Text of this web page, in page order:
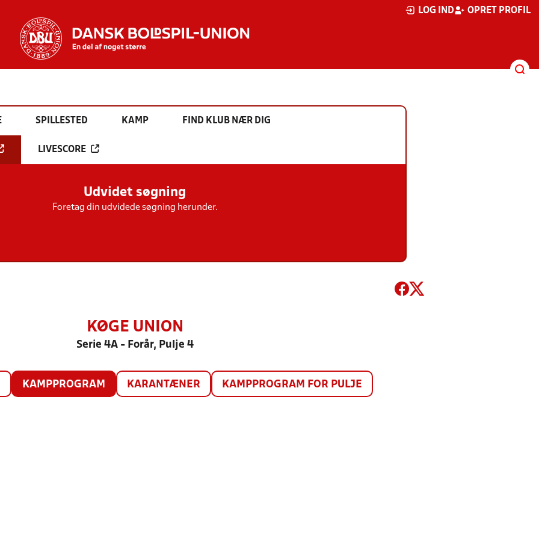
LOG IND OPRET PROFIL
SPILLESTED KAMP FIND KLUB NÆR DIG
LIVESCORE
Udvidet søgning
Foretag din udvidede søgning herunder.
KØGE UNION
Serie 4A - Forår, Pulje 4
KAMPPROGRAM KARANTÆNER KAMPPROGRAM FOR PULJE